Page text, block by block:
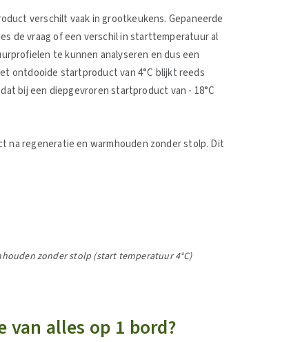
verschilt vaak in grootkeukens. Gepaneerde
de vraag of een verschil in starttemperatuur al
te kunnen analyseren en dus een
ontdooide startproduct van 4°C blijkt reeds
bij een diepgevroren startproduct van - 18°C
na regeneratie en warmhouden zonder stolp. Dit
zonder stolp (start temperatuur 4°C)
alles op 1 bord?